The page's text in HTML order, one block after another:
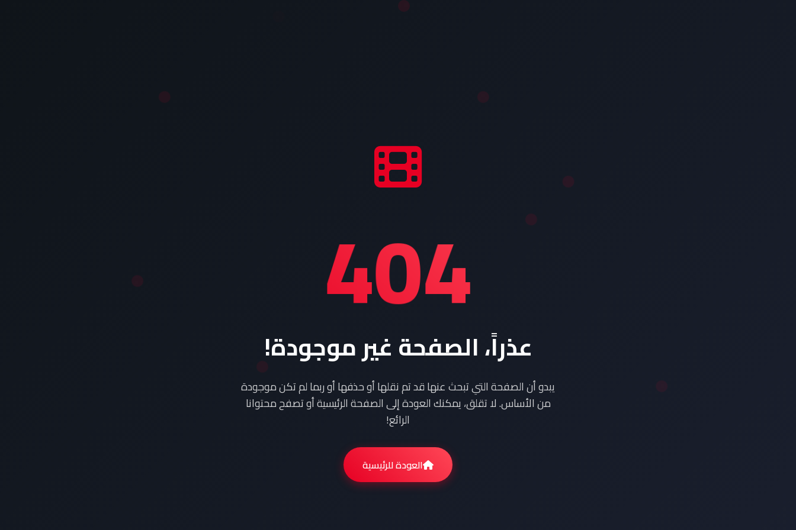
404
عذراً، الصفحة غير موجودة!
يبدو أن الصفحة التي تبحث عنها قد تم نقلها أو حذفها أو ربما لم تكن موجودة
من الأساس. لا تقلق، يمكنك العودة إلى الصفحة الرئيسية أو تصفح محتوانا
الرائع!
العودة للرئيسية